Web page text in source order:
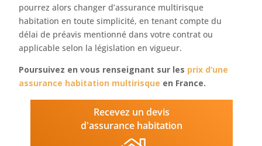
pourrez alors changer d’assurance multirisque
habitation en toute simplicité, en tenant compte du
délai de préavis mentionné dans votre contrat ou
applicable selon la législation en vigueur.
Poursuivez en vous renseignant sur les prix d’une
assurance habitation multirisque en France.
Recevez un devis
d'assurance habitation